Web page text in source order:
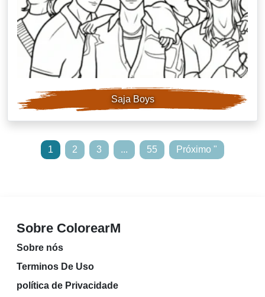
Saja Boys
1 2 3 ... 55 Próximo "
Sobre ColorearM
Sobre nós
Terminos De Uso
política de Privacidade